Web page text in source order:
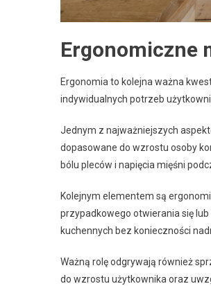
Ergonomiczne
Ergonomia to kolejna ważna
indywidualnych potrzeb
Jednym z najważniejszych
dopasowane do wzrostu osoby
bólu pleców i napięcia mięśni
Kolejnym elementem są
przypadkowego otwierania się
kuchennych bez konieczności
Ważną rolę odgrywają również
do wzrostu użytkownika oraz